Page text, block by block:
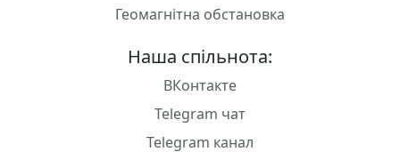
Геомагнітна обстановка
Наша спільнота:
ВКонтакте
Telegram чат
Telegram канал